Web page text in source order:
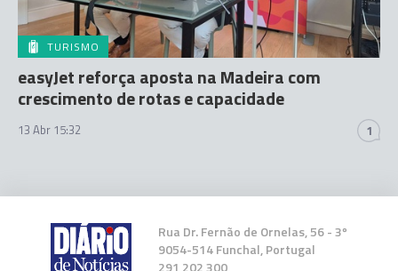
TURISMO
easyJet reforça aposta na Madeira com
crescimento de rotas e capacidade
13 Abr 15:32 1
Rua Dr. Fernão de Ornelas, 56 - 3º
9054-514 Funchal, Portugal
291 202 300